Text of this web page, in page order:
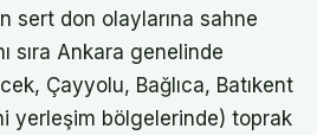
sert don olaylarına sahne
sıra Ankara genelinde
Çayyolu, Bağlıca, Batıkent
yerleşim bölgelerinde) toprak